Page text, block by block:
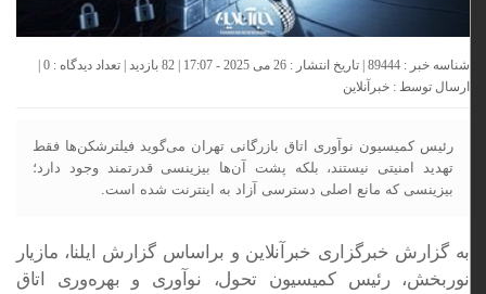
شناسه خبر : 89444 | تاریخ انتشار : 26 می 2025 - 17:07 | 82 بازدید | تعداد دیدگاه : 0
|
ارسال توسط :خبرآنلاین
رئیس کمیسیون نوآوری اتاق بازرگانی تهران می‌گوید فیلترشکن‌ها فقط
تهدید امنیتی نیستند، بلکه پشت آن‌ها بیزینسی قدرتمند وجود دارد؛
بیزینسی که مانع اصلی دسترسی آزاد به اینترنت شده است.
به گزارش خبرگزاری خبرآنلاین و براساس گزارش ایلنا، مازیار
نوربخش، رئیس کمیسیون تحول، نوآوری و بهره‌وری اتاق